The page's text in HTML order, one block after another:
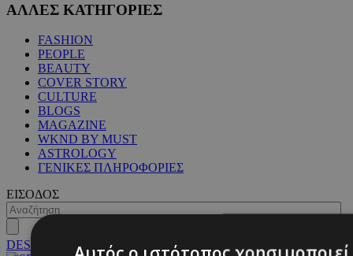
ΑΛΛΕΣ ΚΑΤΗΓΟΡΙΕΣ
FASHION
PEOPLE
BEAUTY
COVER STORY
CULTURE
BLOGS
MAGAZINE
WKND BY MUST
ASTROLOGY
ΓΕΝΙΚΕΣ ΠΛΗΡΟΦΟΡΙΕΣ
ΕΙΣΟΔΟΣ
DESKTOP